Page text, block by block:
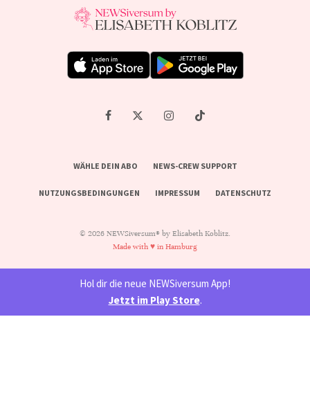
WÄHLE DEIN ABO NEWS-CREW SUPPORT
NUTZUNGSBEDINGUNGEN IMPRESSUM DATENSCHUTZ
© 2026 NEWSiversum® by Elisabeth Koblitz.
Made with ♥ in Hamburg
Hol dir die neue NEWSiversum App!
Jetzt im Play Store.